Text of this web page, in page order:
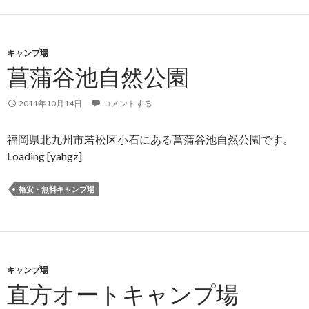
キャンプ場
菖蒲谷池自然公園
2011年10月14日 コメントする
福岡県北九州市若松区小石にある菖蒲谷池自然公園です。
Loading [yahgz]
格安・無料キャンプ場
キャンプ場
直方オートキャンプ場